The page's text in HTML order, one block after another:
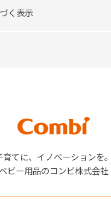
く表示
育てに、イノベーションを。
ベビー用品のコンビ株式会社